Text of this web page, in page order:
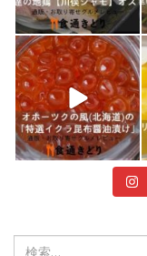
1月 7
shokutuu_kidori
12月 29